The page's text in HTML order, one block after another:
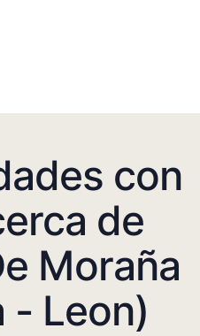
con
de
Moraña
- Leon)